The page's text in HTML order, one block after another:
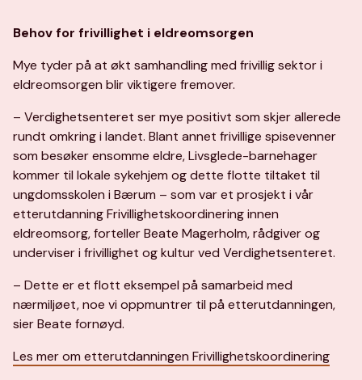
Behov for frivillighet i eldreomsorgen
Mye tyder på at økt samhandling med frivillig sektor i
eldreomsorgen blir viktigere fremover.
– Verdighetsenteret ser mye positivt som skjer allerede
rundt omkring i landet. Blant annet frivillige spisevenner
som besøker ensomme eldre, Livsglede-barnehager
kommer til lokale sykehjem og dette flotte tiltaket til
ungdomsskolen i Bærum – som var et prosjekt i vår
etterutdanning Frivillighetskoordinering innen
eldreomsorg, forteller Beate Magerholm, rådgiver og
underviser i frivillighet og kultur ved Verdighetsenteret.
– Dette er et flott eksempel på samarbeid med
nærmiljøet, noe vi oppmuntrer til på etterutdanningen,
sier Beate fornøyd.
Les mer om etterutdanningen Frivillighetskoordinering